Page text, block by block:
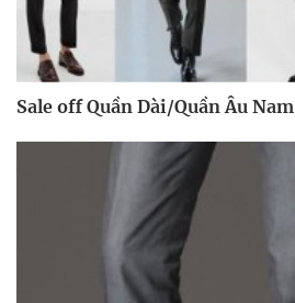
Sale off Quần Dài/Quần Âu Nam